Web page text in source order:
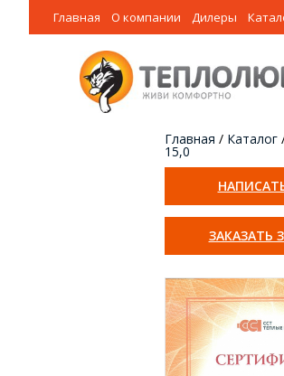
Главная О компании Дилеры
ЗАКАЗАТЬ
Главная / Каталог
15,0